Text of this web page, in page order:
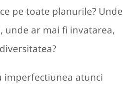
pe toate planurile? Unde
unde ar mai fi invatarea,
imperfectiunea atunci